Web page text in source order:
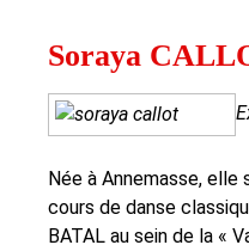
Soraya
Née à Annemasse, elle
cours de danse
BATAL au sein de la «